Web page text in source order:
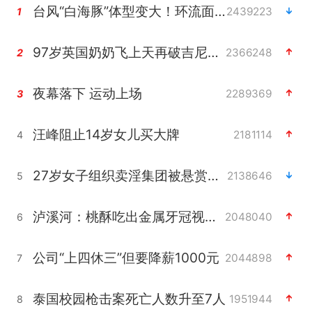
1 台风“白海豚”体型变大！环流面积接近13个浙江那么大2439223
2 97岁英国奶奶飞上天再破吉尼斯纪录 2366248
3 夜幕落下 运动上场 2289369
4 汪峰阻止14岁女儿买大牌 2181114
5 27岁女子组织卖淫集团被悬赏通缉 2138646
6 泸溪河：桃酥吃出金属牙冠视频不实 2048040
7 公司“上四休三”但要降薪1000元 2044898
8 泰国校园枪击案死亡人数升至7人 1951944